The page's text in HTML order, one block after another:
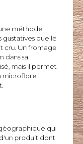
méthode
gustatives que le
cru. Un fromage
dans sa
mais il permet
microflore
qui
produit dont